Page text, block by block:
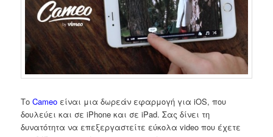
ΤοCameo είναι μια δωρεάν εφαρμογή για iOS, που
δουλεύει και σε iPhone και σε iPad. Σας δίνει τη
δυνατότητα να επεξεργαστείτε εύκολα video που έχετε